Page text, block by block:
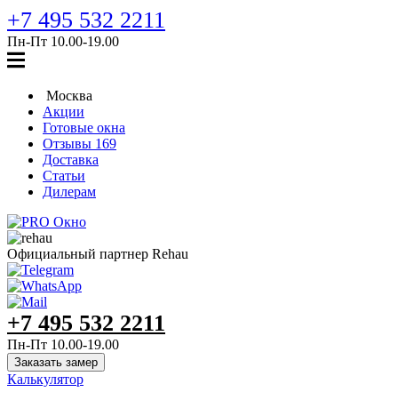
+7 495 532 2211
Пн-Пт 10.00‑19.00
Москва
Акции
Готовые окна
Отзывы 169
Доставка
Cтатьи
Дилерам
Официальный партнер Rehau
+7 495 532 2211
Пн-Пт 10.00‑19.00
Заказать замер
Калькулятор